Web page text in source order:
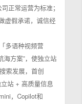
正常运营为标准；
虚假承诺，诚信经
多语种视频营
海方案”，使独立站
索发展，首创
站 + 高质量信息
，Copilot和